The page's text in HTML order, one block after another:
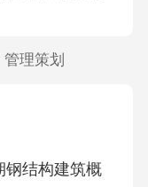
管理策划
钢结构建筑概